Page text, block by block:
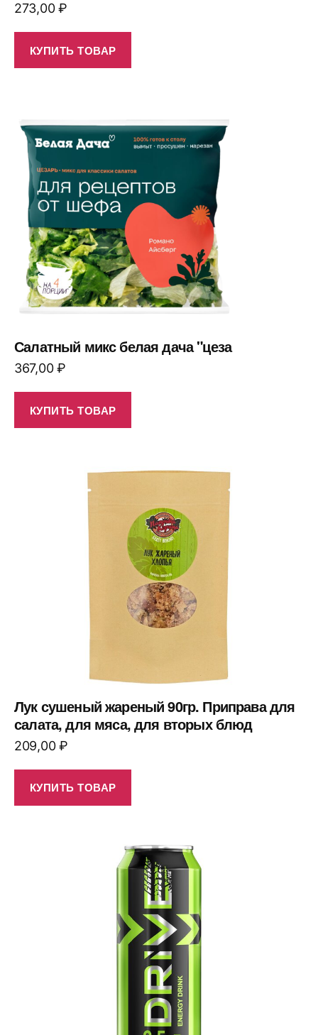
273,00₽
КУПИТЬ ТОВАР
Салатный микс белая дача "цеза
367,00₽
КУПИТЬ ТОВАР
Лук сушеный жареный 90гр. Приправа для
салата, для мяса, для вторых блюд
209,00₽
КУПИТЬ ТОВАР